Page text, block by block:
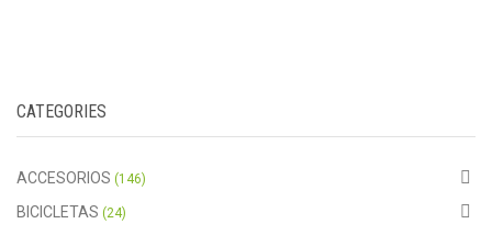
CATEGORIES
ACCESORIOS (146)
BICICLETAS (24)